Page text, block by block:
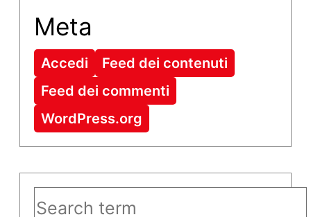
Meta
Accedi
Feed dei contenuti
Feed dei commenti
WordPress.org